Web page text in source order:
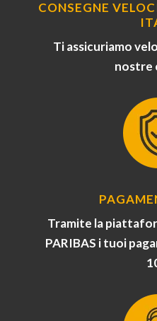
CONSEGNE
Ti assicuriamo
nostre
Tramite la
PARIBAS i tuoi